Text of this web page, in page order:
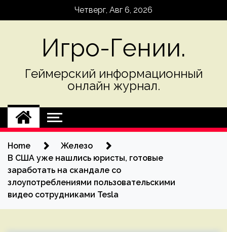
Четверг, Авг 6, 2026
Игро-Гении.
Геймерский информационный
онлайн журнал.
Home
Железо
В США уже нашлись юристы, готовые
заработать на скандале со
злоупотреблениями пользовательскими
видео сотрудниками Tesla